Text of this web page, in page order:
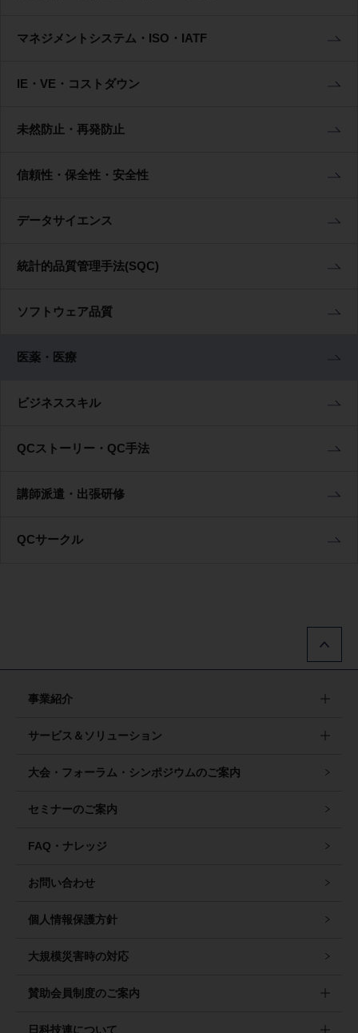
マネジメントシステム・ISO・IATF
IE・VE・コストダウン
未然防止・再発防止
信頼性・保全性・安全性
データサイエンス
統計的品質管理手法(SQC)
ソフトウェア品質
医薬・医療
ビジネススキル
QCストーリー・QC手法
講師派遣・出張研修
QCサークル
事業紹介
サービス＆ソリューション
大会・フォーラム・シンポジウムのご案内
セミナーのご案内
FAQ・ナレッジ
お問い合わせ
個人情報保護方針
大規模災害時の対応
賛助会員制度のご案内
日科技連について